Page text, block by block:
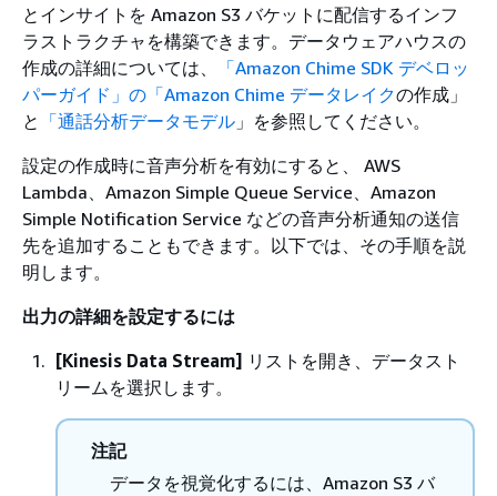
とインサイトを Amazon S3 バケットに配信するインフ
ラストラクチャを構築できます。データウェアハウスの
作成の詳細については、
「Amazon Chime SDK デベロッ
パーガイド」の「Amazon Chime データレイクの作成」
と 「通話分析データモデル 」を参照してください。
設定の作成時に音声分析を有効にすると、 AWS
Lambda、Amazon Simple Queue Service、Amazon
Simple Notification Service などの音声分析通知の送信
先を追加することもできます。以下では、その手順を説
明します。
出力の詳細を設定するには
[Kinesis Data Stream] リストを開き、データスト
リームを選択します。
注記
データを視覚化するには、Amazon S3 バ